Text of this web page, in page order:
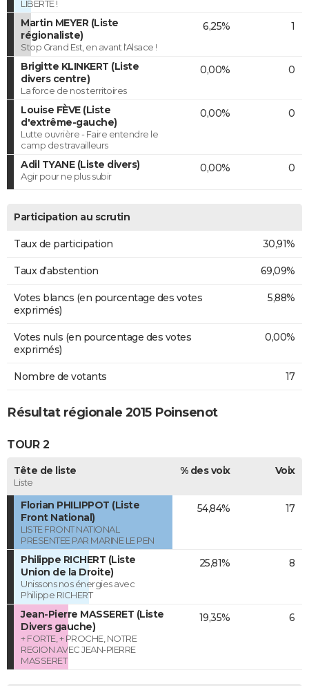
LIBERTÉ !
Martin MEYER (Liste
régionaliste)
Stop Grand Est, en avant l'Alsace !
6,25% 1
Brigitte KLINKERT (Liste
divers centre)
La force de nos territoires
0,00% 0
Louise FÈVE (Liste
d'extrême-gauche)
Lutte ouvrière - Faire entendre le
camp des travailleurs
0,00% 0
Adil TYANE (Liste divers)
Agir pour ne plus subir
0,00% 0
Participation au scrutin
Taux de participation 30,91%
Taux d'abstention 69,09%
Votes blancs (en pourcentage des votes
exprimés)
5,88%
Votes nuls (en pourcentage des votes
exprimés)
0,00%
Nombre de votants 17
Résultat régionale 2015 Poinsenot
TOUR 2
Tête de liste
Liste
% des voix Voix
Florian PHILIPPOT (Liste
Front National)
LISTE FRONT NATIONAL
PRESENTEE PAR MARINE LE PEN
54,84% 17
Philippe RICHERT (Liste
Union de la Droite)
Unissons nos énergies avec
Philippe RICHERT
25,81% 8
Jean-Pierre MASSERET (Liste
Divers gauche)
+ FORTE, + PROCHE, NOTRE
REGION AVEC JEAN-PIERRE
MASSERET
19,35% 6